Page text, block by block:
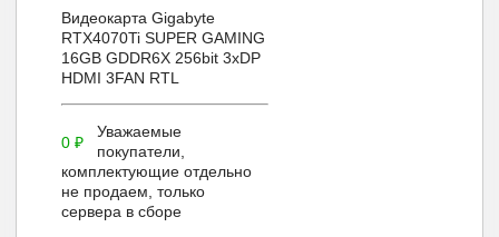
Видеокарта Gigabyte
RTX4070Ti SUPER GAMING
16GB GDDR6X 256bit 3xDP
HDMI 3FAN RTL
0₽
Уважаемые
покупатели,
комплектующие отдельно
не продаем, только
сервера в сборе